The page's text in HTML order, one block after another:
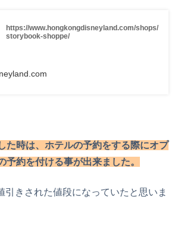
https://www.hongkongdisneyland.com/shops/
storybook-shoppe/
た時は、ホテルの予約をする際にオプ
予約を付ける事が出来ました。
引きされた値段になっていたと思いま